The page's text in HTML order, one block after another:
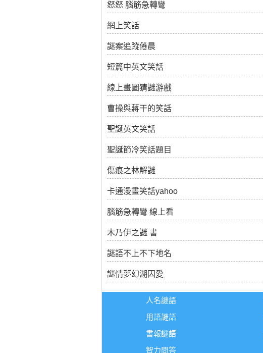
怒怒 腦筋急轉彎
網上笑話
謎案追蹤倦晨
短篇中英文笑話
線上畫圖猜謎游戲
曹操與蔣干的笑話
聖誕英文笑話
聖誕節冷笑話題目
傷痕之林解謎
卡通漫畫笑話yahoo
腦筋急轉彎 線上看
木乃伊之謎 書
謎語不上不下地名
謎情夢幻湖囚愛
人名謎語
用語謎語
書報謎語
智力問答